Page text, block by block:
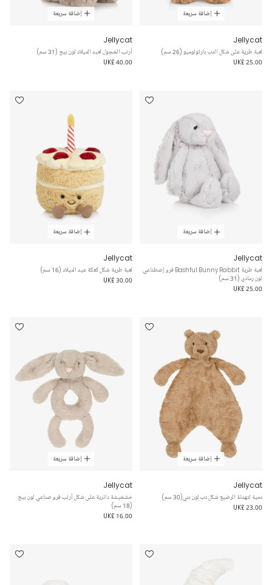
إضافة سريعة
Jellycat
لعبة طرية على شكل الدب بارثولوميو (26 سم)
UK£ 25.00
إضافة سريعة
Jellycat
أرنب الخجول لعيد الميلاد لون بيج (31 سم)
UK£ 40.00
إضافة سريعة
Jellycat
لعبة طرية Bashful Bunny Rabbit فرو إصطناعي
لون رمادي (31 سم)
UK£ 25.00
إضافة سريعة
Jellycat
لعبة طرية شكل كعكة عيد الميلاد (16 سم)
UK£ 30.00
إضافة سريعة
Jellycat
دمية لتهدئة الرضيع شكل دب لون بني(30 سم)
UK£ 23.00
إضافة سريعة
Jellycat
خشخيشة دائرية على شكل أرنب فرو صناعي لون بيج
(18 سم)
UK£ 16.00